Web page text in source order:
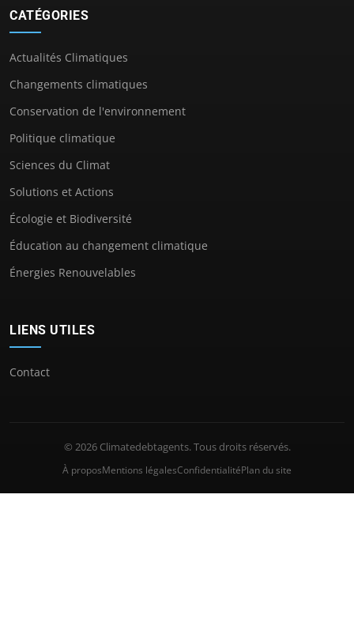
CATÉGORIES
Actualités Climatiques
Changements climatiques
Conservation de l'environnement
Politique climatique
Sciences du Climat
Solutions et Actions
Écologie et Biodiversité
Éducation au changement climatique
Énergies Renouvelables
LIENS UTILES
Contact
© 2026 Climatedebtagents. Tous droits réservés.
À proposMentions légalesConfidentialitéPlan du site